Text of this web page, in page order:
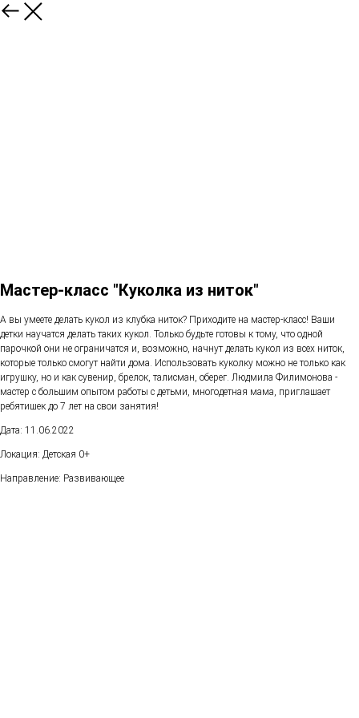
Мастер-класс "Куколка из ниток"
А вы умеете делать кукол из клубка ниток? Приходите на мастер-класс! Ваши
детки научатся делать таких кукол. Только будьте готовы к тому, что одной
парочкой они не ограничатся и, возможно, начнут делать кукол из всех ниток,
которые только смогут найти дома. Использовать куколку можно не только как
игрушку, но и как сувенир, брелок, талисман, оберег. Людмила Филимонова -
мастер с большим опытом работы с детьми, многодетная мама, приглашает
ребятишек до 7 лет на свои занятия!
Дата: 11.06.2022
Локация: Детская 0+
Направление: Развивающее